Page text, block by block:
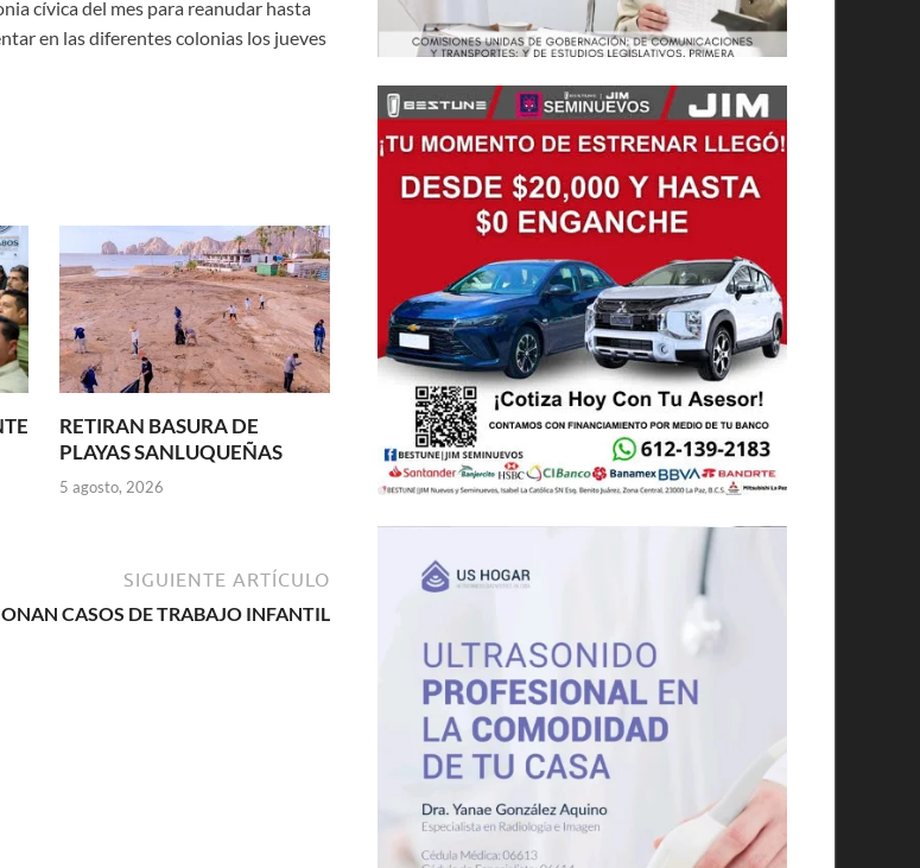
cívica del mes para reanudar hasta
en las diferentes colonias los jueves
RETIRAN BASURA DE
PLAYAS SANLUQUEÑAS
5 agosto, 2026
SIGUIENTE ARTÍCULO
CASOS DE TRABAJO INFANTIL